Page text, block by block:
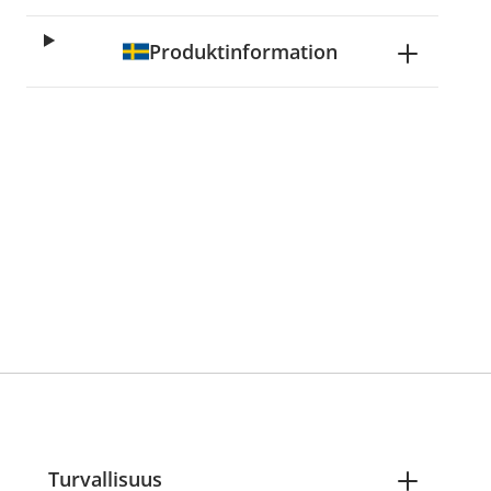
Produktinformation
Turvallisuus